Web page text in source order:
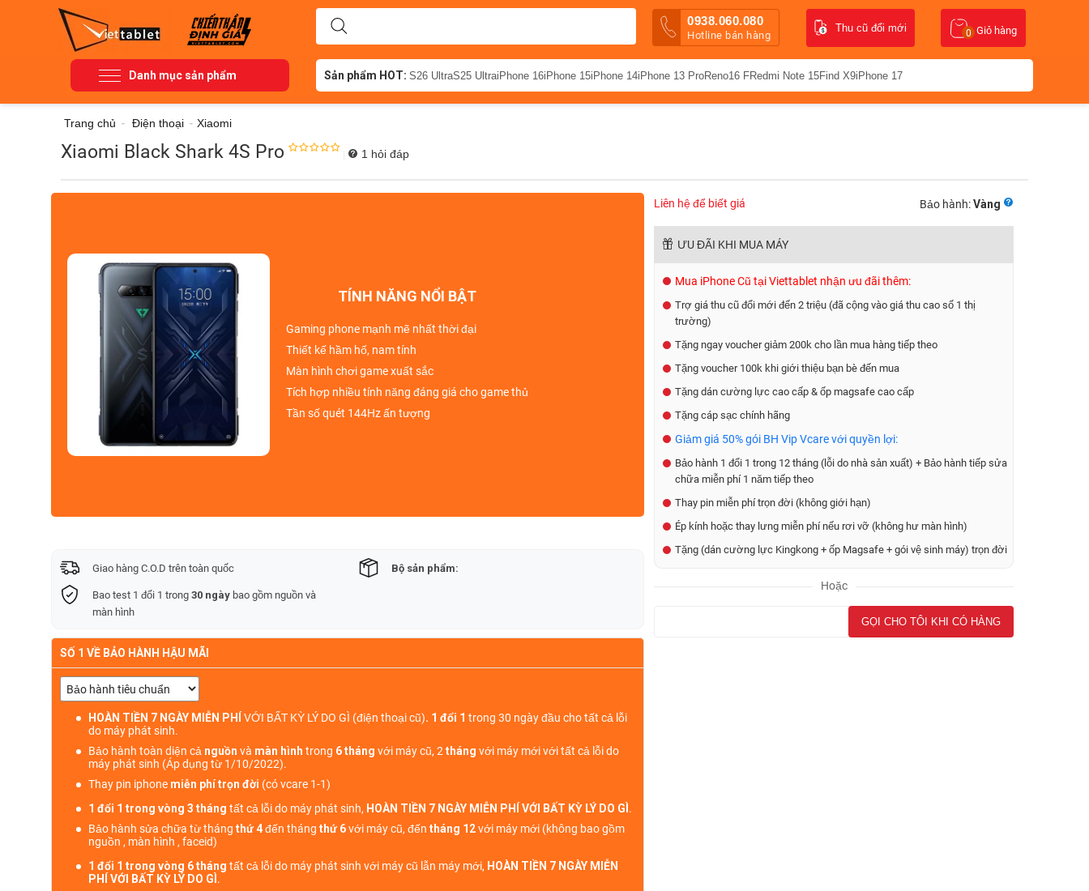
0938.060.080
Hotline bán hàng Giỏ hàng
0
Thu cũ đổi mới
Danh mục sản phẩm Sản phẩm HOT: S26 UltraS25 UltraiPhone 16iPhone 15iPhone 14iPhone 13 ProReno16 FRedmi Note 15Find X9iPhone 17
Trang chủ - Điện thoại - Xiaomi
Xiaomi Black Shark 4S Pro 1 hỏi đáp
TÍNH NĂNG NỔI BẬT
Gaming phone mạnh mẽ nhất thời đại
Thiết kế hầm hố, nam tính
Màn hình chơi gamexuất sắc
Tích hợp nhiều tính năng đáng giá cho game thủ
Tần số quét 144Hzấn tượng
Giao hàng C.O.D trên toàn quốc Bộ sản phẩm:
Bao test 1 đổi 1 trong 30 ngày bao gồm nguồn và
màn hình
SỐ 1 VỀ BẢO HÀNH HẬU MÃI
HOÀN TIỀN 7 NGÀY MIỄN PHÍ VỚI BẤT KỲ LÝ DO GÌ (điện thoại cũ). 1 đổi 1 trong 30 ngày đầu cho tất cả lỗi
do máy phát sinh.
Bảo hành toàn diện cả nguồn và màn hình trong 6 tháng với máy cũ, 2 tháng với máy mới với tất cả lỗi do
máy phát sinh (Áp dụng từ 1/10/2022).
Thay pin iphone miễn phí trọn đời (có vcare 1-1)
1 đổi 1 trong vòng 3 tháng tất cả lỗi do máy phát sinh, HOÀN TIỀN 7 NGÀY MIỄN PHÍ VỚI BẤT KỲ LÝ DO GÌ .
Bảo hành sửa chữa từ tháng thứ 4đến tháng thứ 6với máy cũ, đến tháng 12với máy mới (không bao gồm
nguồn , màn hình , faceid)
1 đổi 1 trong vòng 6 tháng tất cả lỗi do máy phát sinh với máy cũ lẫn máy mới, HOÀN TIỀN 7 NGÀY MIỄN
PHÍ VỚI BẤT KỲ LÝ DO GÌ .
Liên hệ để biết giá Bảo hành:Vàng
ƯU ĐÃI KHI MUA MÁY
Mua iPhone Cũ tại Viettablet nhận ưu đãi thêm:
Trợ giá thu cũ đổi mới đến 2 triệu (đã cộng vào giá thu cao số 1 thị
trường)
Tặng ngay voucher giảm 200k cho lần mua hàng tiếp theo
Tặng voucher 100k khi giới thiệu bạn bè đến mua
Tặng dán cường lực cao cấp & ốp magsafe cao cấp
Tặng cáp sạc chính hãng
Giảm giá 50% gói BH Vip Vcare với quyền lợi:
Bảo hành 1 đổi 1 trong 12 tháng (lỗi do nhà sản xuất) + Bảo hành tiếp sửa
chữa miễn phí 1 năm tiếp theo
Thay pin miễn phí trọn đời (không giới hạn)
Ép kính hoặc thay lưng miễn phí nếu rơi vỡ (không hư màn hình)
Tặng (dán cường lực Kingkong + ốp Magsafe + gói vệ sinh máy) trọn đời
Hoặc